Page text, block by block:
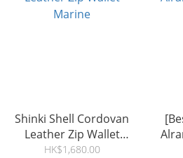
Shinki Shell Cordovan
Leather Zip Wallet
Marine
HK$1,680.00